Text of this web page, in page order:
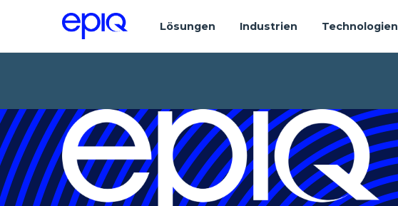
Lösungen Industrien Technologien